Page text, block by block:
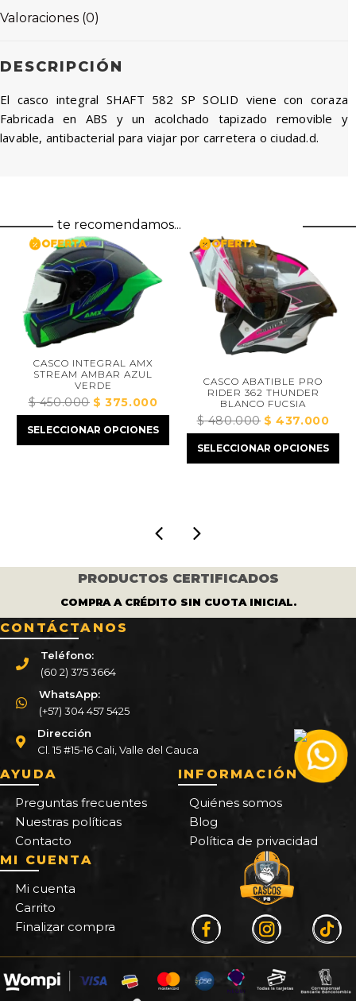
Valoraciones (0)
DESCRIPCIÓN
El casco integral SHAFT 582 SP SOLID viene con coraza
Fabricada en ABS y un acolchado tapizado removible y
lavable, antibacterial para viajar por carretera o ciudad.d.
te recomendamos...
CASCO INTEGRAL AMX
STREAM AMBAR AZUL
VERDE
450.000El
precio
original
$375.000El
precio
actual
SELECCIONAR OPCIONES
CASCO ABATIBLE PRO
RIDER 362 THUNDER
BLANCO FUCSIA
480.000El
precio
original
$437.000El
precio
actual
SELECCIONAR OPCIONES
PRODUCTOS CERTIFICADOS
COMPRA A CRÉDITO SIN CUOTA INICIAL.
CONTÁCTANOS
Teléfono:
(60 2) 375 3664
WhatsApp:
(+57) 304 457 5425
Dirección
Cl. 15 #15-16 Cali, Valle del Cauca
AYUDA
Preguntas frecuentes
Nuestras políticas
Contacto
INFORMACIÓN
Quiénes somos
Blog
Política de privacidad
MI CUENTA
Mi cuenta
Carrito
Finalizar compra